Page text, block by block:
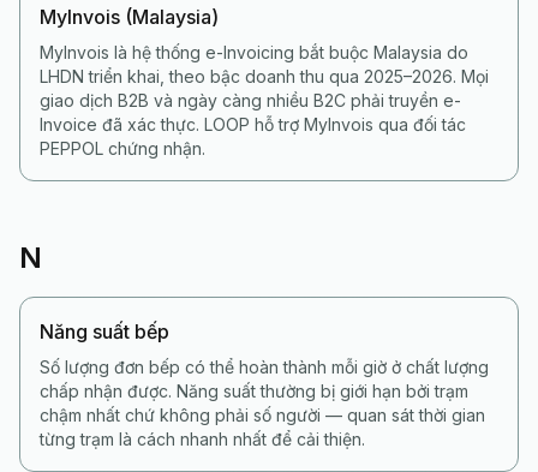
MyInvois (Malaysia)
MyInvois là hệ thống e-Invoicing bắt buộc Malaysia do
LHDN triển khai, theo bậc doanh thu qua 2025–2026. Mọi
giao dịch B2B và ngày càng nhiều B2C phải truyền e-
Invoice đã xác thực. LOOP hỗ trợ MyInvois qua đối tác
PEPPOL chứng nhận.
N
Năng suất bếp
Số lượng đơn bếp có thể hoàn thành mỗi giờ ở chất lượng
chấp nhận được. Năng suất thường bị giới hạn bởi trạm
chậm nhất chứ không phải số người — quan sát thời gian
từng trạm là cách nhanh nhất để cải thiện.